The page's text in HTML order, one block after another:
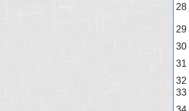
28
29
30
31
32
33